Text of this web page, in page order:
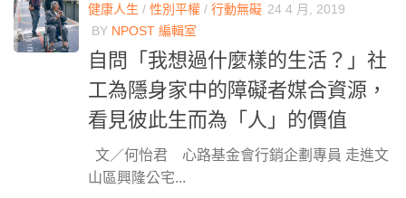
健康人生 / 性別平權 / 行動無礙 24 4 月, 2019
BY NPOST 編輯室
自問「我想過什麼樣的生活？」社
工為隱身家中的障礙者媒合資源，
看見彼此生而為「人」的價值
文／何怡君 心路基金會行銷企劃專員 走進文
山區興隆公宅...